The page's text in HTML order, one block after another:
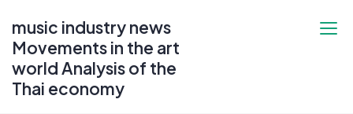
content
music industry news
Movements in the art
world Analysis of the
Thai economy